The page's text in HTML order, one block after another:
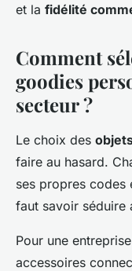
et la fidélité
Comment
goodies
secteur ?
Le choix des
faire au hasard.
ses propres codes
faut savoir séduire
Pour une
accessoires